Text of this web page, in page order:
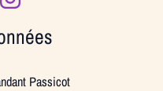
Passicot